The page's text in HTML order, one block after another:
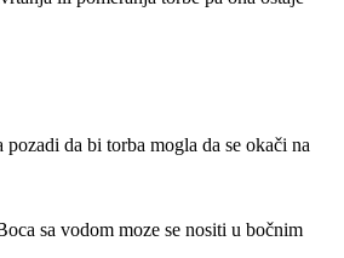
da bi torba mogla da se okači na
sa vodom moze se nositi u bočnim